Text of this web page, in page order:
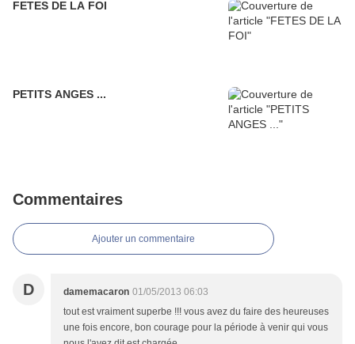
FETES DE LA FOI
PETITS ANGES ...
Commentaires
Ajouter un commentaire
D damemacaron 01/05/2013 06:03
tout est vraiment superbe !!! vous avez du faire des heureuses
une fois encore, bon courage pour la période à venir qui vous